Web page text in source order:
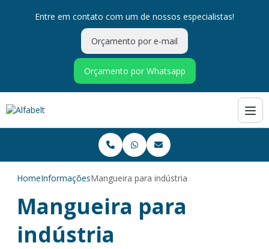
Entre em contato com um de nossos especialistas!
Orçamento por e-mail
Orçamento por Whatsapp
HomeInformaçõesMangueira para indústria
Mangueira para
indústria